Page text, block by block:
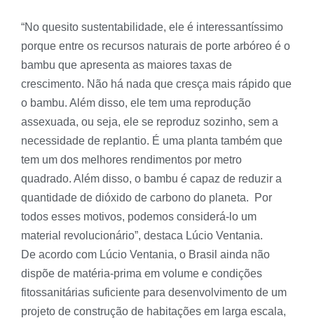
“No quesito sustentabilidade, ele é interessantíssimo
porque entre os recursos naturais de porte arbóreo é o
bambu que apresenta as maiores taxas de
crescimento. Não há nada que cresça mais rápido que
o bambu. Além disso, ele tem uma reprodução
assexuada, ou seja, ele se reproduz sozinho, sem a
necessidade de replantio. É uma planta também que
tem um dos melhores rendimentos por metro
quadrado. Além disso, o bambu é capaz de reduzir a
quantidade de dióxido de carbono do planeta. Por
todos esses motivos, podemos considerá-lo um
material revolucionário”, destaca Lúcio Ventania.
De acordo com Lúcio Ventania, o Brasil ainda não
dispõe de matéria-prima em volume e condições
fitossanitárias suficiente para desenvolvimento de um
projeto de construção de habitações em larga escala,